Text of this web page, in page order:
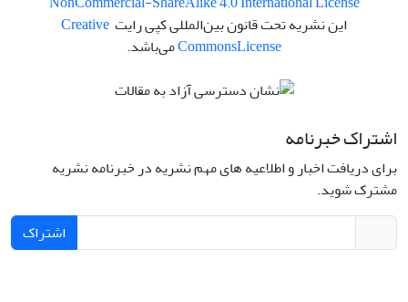
این نشریه تحت قانون بین‌المللی کپی رایت Creative
CommonsLicense می‌باشد.
اشتراک خبرنامه
برای دریافت اخبار و اطلاعیه های مهم نشریه در خبرنامه نشریه
مشترک شوید.
اشتراک